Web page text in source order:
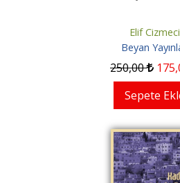
Elif Cizmeci
Beyan
250,00 175
Sepete